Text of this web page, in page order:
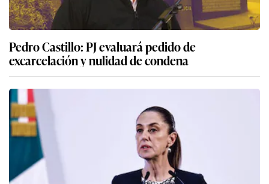
Pedro Castillo: PJ evaluará pedido de
excarcelación y nulidad de condena